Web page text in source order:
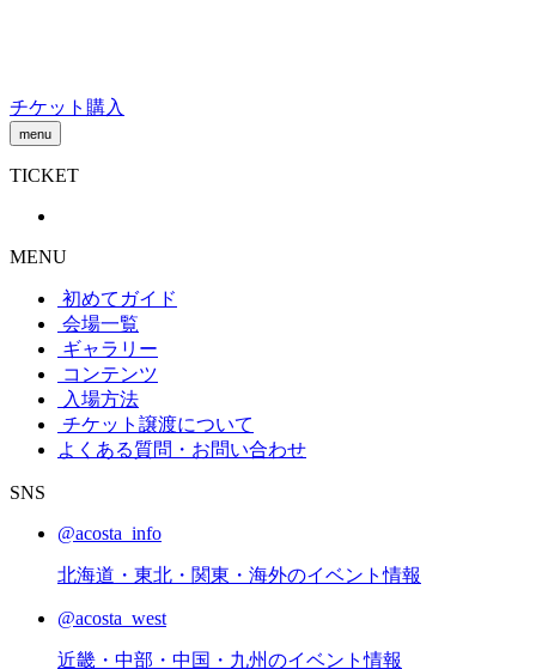
チケット購入
menu
TICKET
MENU
初めてガイド
会場一覧
ギャラリー
コンテンツ
入場方法
チケット譲渡について
よくある質問・お問い合わせ
SNS
@acosta_info
北海道・東北・関東・海外のイベント情報
@acosta_west
近畿・中部・中国・九州のイベント情報